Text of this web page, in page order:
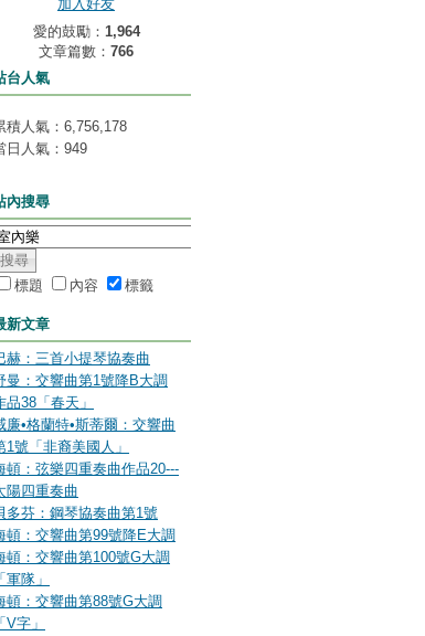
加入好友
愛的鼓勵： 1,964
文章篇數： 766
台人氣
積人氣： 6,756,178
日人氣： 949
內搜尋
標題 內容 標籤
新文章
赫：三首小提琴協奏曲
曼：交響曲第1號降B大調
品38「春天」
廉•格蘭特•斯蒂爾：交響曲
1號「非裔美國人」
頓：弦樂四重奏曲作品20---
陽四重奏曲
多芬：鋼琴協奏曲第1號
頓：交響曲第99號降E大調
頓：交響曲第100號G大調
「軍隊」
頓：交響曲第88號G大調
「V字」